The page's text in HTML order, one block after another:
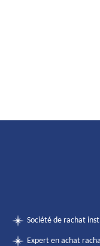
Société de rachat
Expert en achat